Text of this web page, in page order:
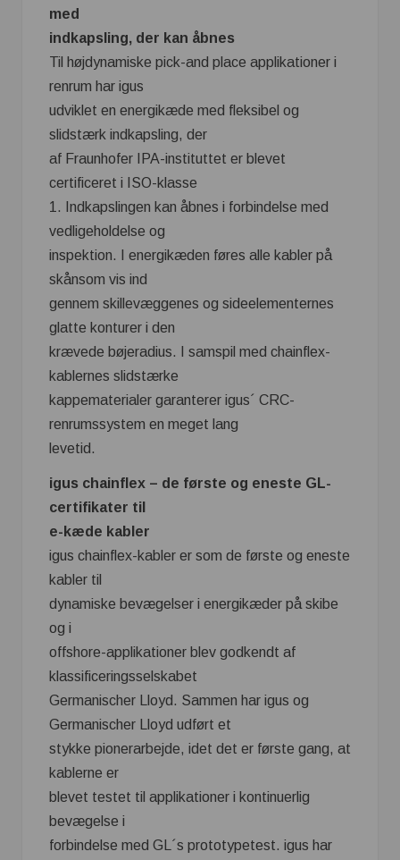
med
indkapsling, der kan åbnes
Til højdynamiske pick-and place applikationer i
renrum har igus
udviklet en energikæde med fleksibel og
slidstærk indkapsling, der
af Fraunhofer IPA-instituttet er blevet
certificeret i ISO-klasse
1. Indkapslingen kan åbnes i forbindelse med
vedligeholdelse og
inspektion. I energikæden føres alle kabler på
skånsom vis ind
gennem skillevæggenes og sideelementernes
glatte konturer i den
krævede bøjeradius. I samspil med chainflex-
kablernes slidstærke
kappematerialer garanterer igus´ CRC-
renrumssystem en meget lang
levetid.
igus chainflex – de første og eneste GL-
certifikater til
e-kæde kabler
igus chainflex-kabler er som de første og eneste
kabler til
dynamiske bevægelser i energikæder på skibe
og i
offshore-applikationer blev godkendt af
klassificeringsselskabet
Germanischer Lloyd. Sammen har igus og
Germanischer Lloyd udført et
stykke pionerarbejde, idet det er første gang, at
kablerne er
blevet testet til applikationer i kontinuerlig
bevægelse i
forbindelse med GL´s prototypetest. igus har